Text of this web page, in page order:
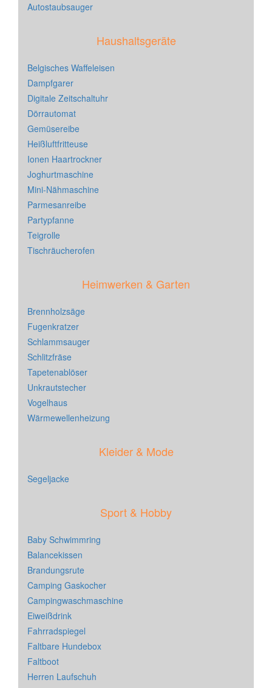
Autostaubsauger
Haushaltsgeräte
Belgisches Waffeleisen
Dampfgarer
Digitale Zeitschaltuhr
Dörrautomat
Gemüsereibe
Heißluftfritteuse
Ionen Haartrockner
Joghurtmaschine
Mini-Nähmaschine
Parmesanreibe
Partypfanne
Teigrolle
Tischräucherofen
Heimwerken & Garten
Brennholzsäge
Fugenkratzer
Schlammsauger
Schlitzfräse
Tapetenablöser
Unkrautstecher
Vogelhaus
Wärmewellenheizung
Kleider & Mode
Segeljacke
Sport & Hobby
Baby Schwimmring
Balancekissen
Brandungsrute
Camping Gaskocher
Campingwaschmaschine
Eiweißdrink
Fahrradspiegel
Faltbare Hundebox
Faltboot
Herren Laufschuh